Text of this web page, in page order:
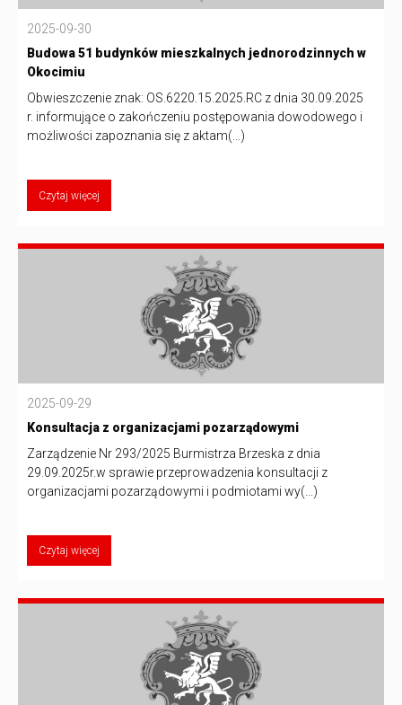
2025-09-30
Budowa 51 budynków mieszkalnych jednorodzinnych w
Okocimiu
Obwieszczenie znak: OS.6220.15.2025.RC z dnia 30.09.2025
r. informujące o zakończeniu postępowania dowodowego i
możliwości zapoznania się z aktam(...)
Czytaj więcej
2025-09-29
Konsultacja z organizacjami pozarządowymi
Zarządzenie Nr 293/2025 Burmistrza Brzeska z dnia
29.09.2025r.w sprawie przeprowadzenia konsultacji z
organizacjami pozarządowymi i podmiotami wy(...)
Czytaj więcej